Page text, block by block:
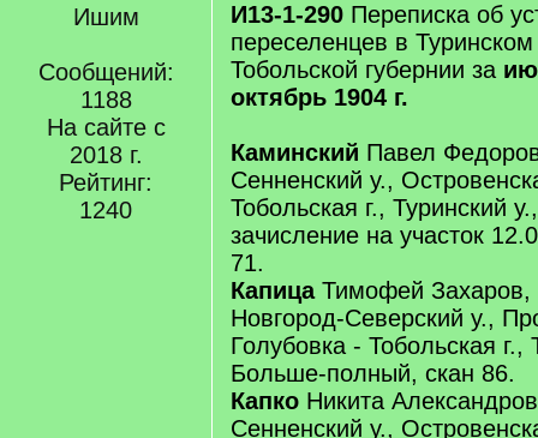
Ишим
Сообщений:
1188
На сайте с
2018 г.
Рейтинг:
1240
И13-1-290 Переписка об
переселенцев в
Тобольской губернии за
октябрь 1904 г.
Каминский Павел
Сенненский у.,
Тобольская г., Туринский
зачисление на участок
71.
КапицаТимофей Захаров,
Новгород-Северский у.,
Голубовка - Тобольская г.,
Больше-полный, скан 86.
Капко Никита
Сенненский у.,